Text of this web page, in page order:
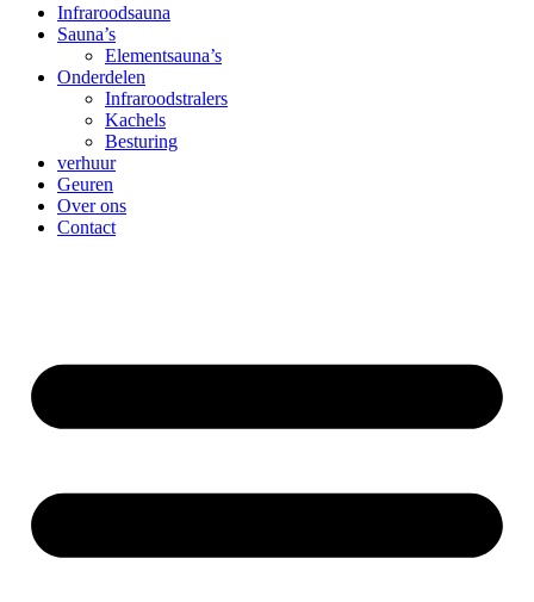
Infraroodsauna
Sauna’s
Elementsauna’s
Onderdelen
Infraroodstralers
Kachels
Besturing
verhuur
Geuren
Over ons
Contact